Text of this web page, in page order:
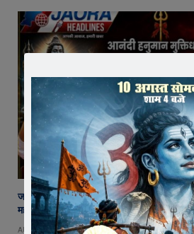
जावरा में बनेगा आस्था का नया केंद्र! आनंदी हनुमान
महादेव प्रतिमा
AUGUST 8, 2026